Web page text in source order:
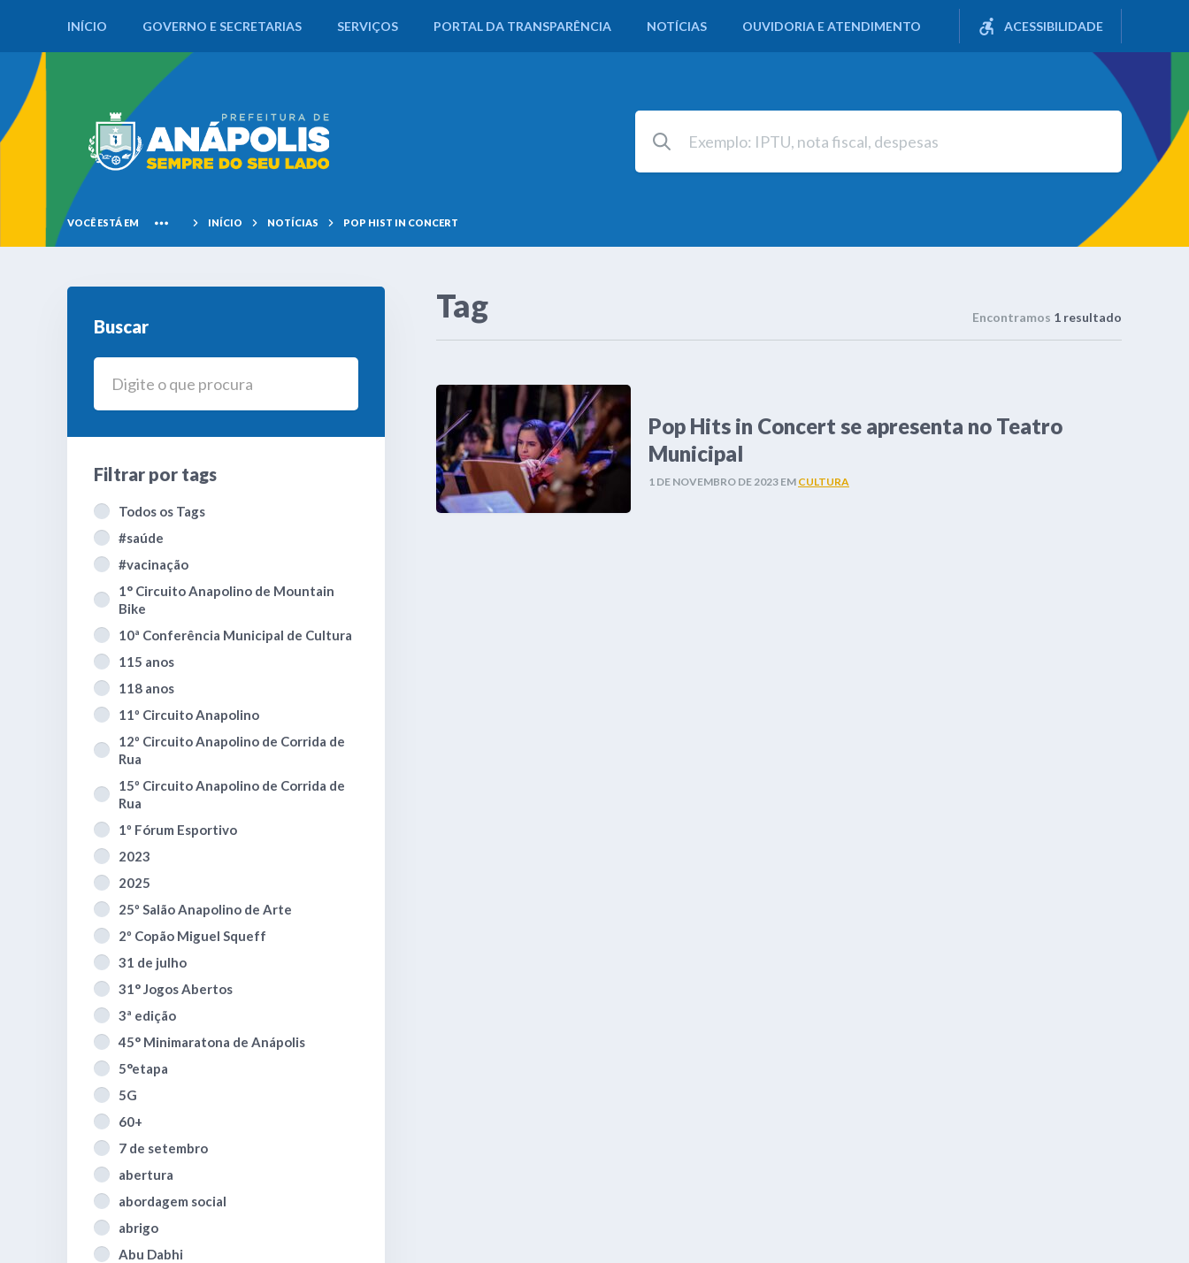
INÍCIO GOVERNO E SECRETARIAS SERVIÇOS PORTAL DA TRANSPARÊNCIA NOTÍCIAS OUVIDORIA E ATENDIMENTO ACESSIBILIDADE
VOCÊ ESTÁ EM INÍCIO NOTÍCIAS POP HIST IN CONCERT
Buscar
Filtrar por tags
Todos os Tags
#saúde
#vacinação
1° Circuito Anapolino de Mountain
Bike
10ª Conferência Municipal de Cultura
115 anos
118 anos
11º Circuito Anapolino
12º Circuito Anapolino de Corrida de
Rua
15º Circuito Anapolino de Corrida de
Rua
1º Fórum Esportivo
2023
2025
25º Salão Anapolino de Arte
2º Copão Miguel Squeff
31 de julho
31° Jogos Abertos
3ª edição
45° Minimaratona de Anápolis
5°etapa
5G
60+
7 de setembro
abertura
abordagem social
abrigo
Abu Dabhi
Tag Encontramos 1 resultado
Pop Hits in Concert se apresenta no Teatro
Municipal
1 DE NOVEMBRO DE 2023 EM CULTURA